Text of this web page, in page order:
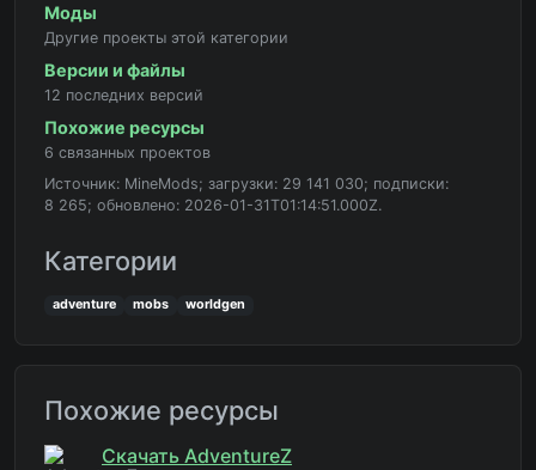
Моды
Другие проекты этой категории
Версии и файлы
12 последних версий
Похожие ресурсы
6 связанных проектов
Источник: MineMods; загрузки: 29 141 030; подписки:
8 265; обновлено: 2026-01-31T01:14:51.000Z.
Категории
adventure mobs worldgen
Похожие ресурсы
Скачать AdventureZ